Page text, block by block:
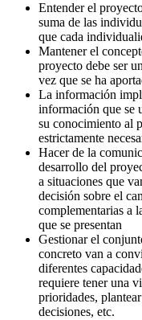
Entender el
suma de las
que cada
Mantener el
proyecto debe ser
vez que se ha
La información
información que se
su conocimiento al
estrictamente
Hacer de la
desarrollo del
a situaciones que
decisión sobre el
complementarias a
que se presentan
Gestionar el
concreto van a
diferentes
requiere tener una
prioridades,
decisiones, etc.